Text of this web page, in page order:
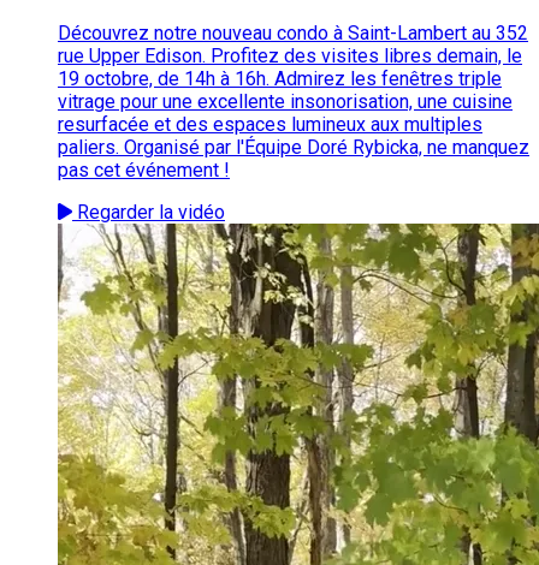
Découvrez notre nouveau condo à Saint-Lambert au 352
rue Upper Edison. Profitez des visites libres demain, le
19 octobre, de 14h à 16h. Admirez les fenêtres triple
vitrage pour une excellente insonorisation, une cuisine
resurfacée et des espaces lumineux aux multiples
paliers. Organisé par l'Équipe Doré Rybicka, ne manquez
pas cet événement !
Regarder la vidéo